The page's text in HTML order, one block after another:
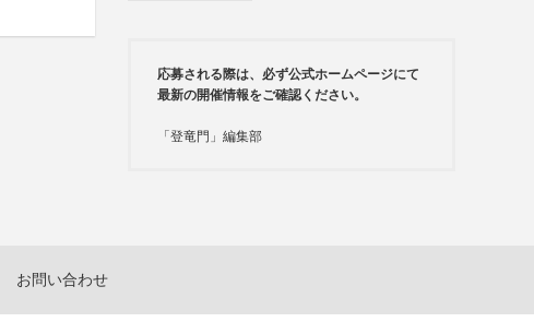
応募される際は、必ず公式ホームページにて
最新の開催情報をご確認ください。
「登竜門」編集部
お問い合わせ